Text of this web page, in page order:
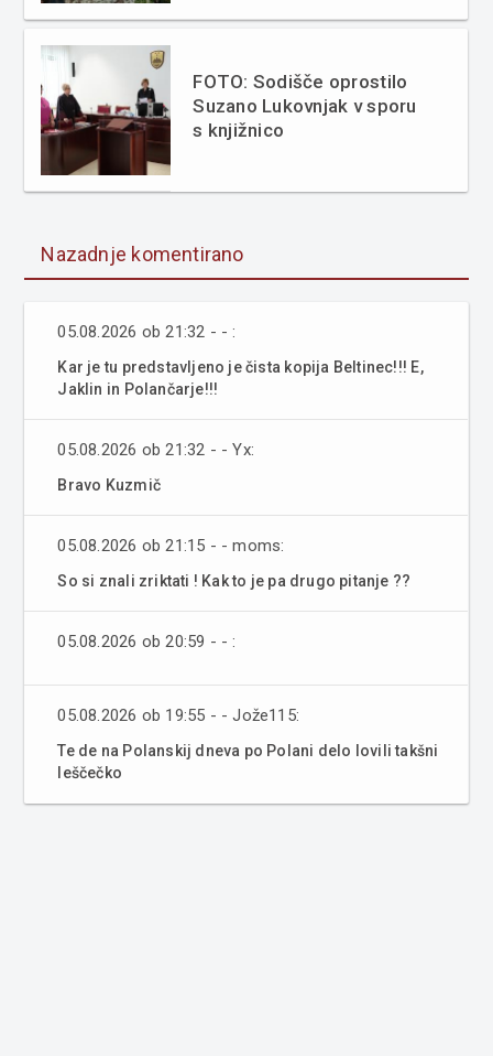
FOTO: Sodišče oprostilo
Suzano Lukovnjak v sporu
s knjižnico
Nazadnje komentirano
05.08.2026 ob 21:32 - - :
Kar je tu predstavljeno je čista kopija Beltinec!!! E,
Jaklin in Polančarje!!!
05.08.2026 ob 21:32 - - Yx:
Bravo Kuzmič
05.08.2026 ob 21:15 - - moms:
So si znali zriktati ! Kak to je pa drugo pitanje ??
05.08.2026 ob 20:59 - - :
05.08.2026 ob 19:55 - - Jože115:
Te de na Polanskij dneva po Polani delo lovili takšni
leščečko